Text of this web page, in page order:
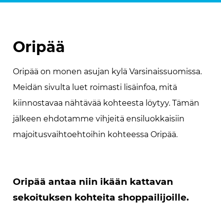
Oripää
Oripää on monen asujan kylä Varsinaissuomissa.
Meidän sivulta luet roimasti lisäinfoa, mitä
kiinnostavaa nähtävää kohteesta löytyy. Tämän
jälkeen ehdotamme vihjeitä ensiluokkaisiin
majoitusvaihtoehtoihin kohteessa Oripää.
Oripää antaa niin ikään kattavan
sekoituksen kohteita shoppailijoille.